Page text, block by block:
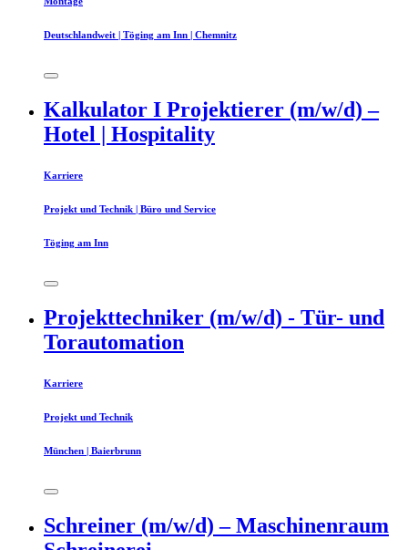
Deutschlandweit | Töging am Inn | Chemnitz
Kalkulator I Projektierer (m/w/d) –
Hotel | Hospitality
Karriere
Projekt und Technik | Büro und Service
Töging am Inn
Projekttechniker (m/w/d) - Tür- und
Torautomation
Karriere
Projekt und Technik
München | Baierbrunn
Schreiner (m/w/d) – Maschinenraum